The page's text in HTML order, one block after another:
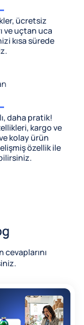
ücretsiz
ve uçtan uca
kısa sürede
daha pratik!
kargo ve
kolay ürün
özellik ile